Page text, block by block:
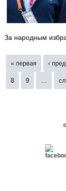
За народным
Страницы
« первая ‹
8 9 …